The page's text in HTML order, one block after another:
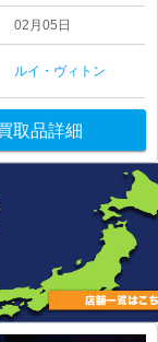
02月05日
ルイ・ヴィトン
取品詳細